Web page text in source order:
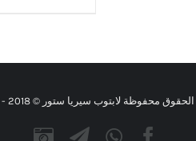
محفوظة لابتوب سيريا ستور © 2018 -
Facebook
WhatsApp
Telegram